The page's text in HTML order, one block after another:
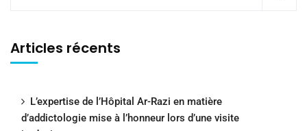
Articles récents
L’expertise de l’Hôpital Ar-Razi en matière
d’addictologie mise à l’honneur lors d’une visite